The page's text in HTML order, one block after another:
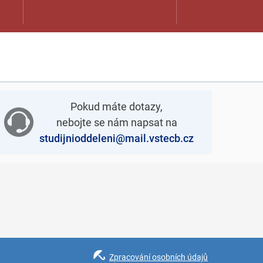
Pokud máte dotazy,
nebojte se nám napsat na
studijnioddeleni@mail.vstecb.cz
Zpracování osobních údajů